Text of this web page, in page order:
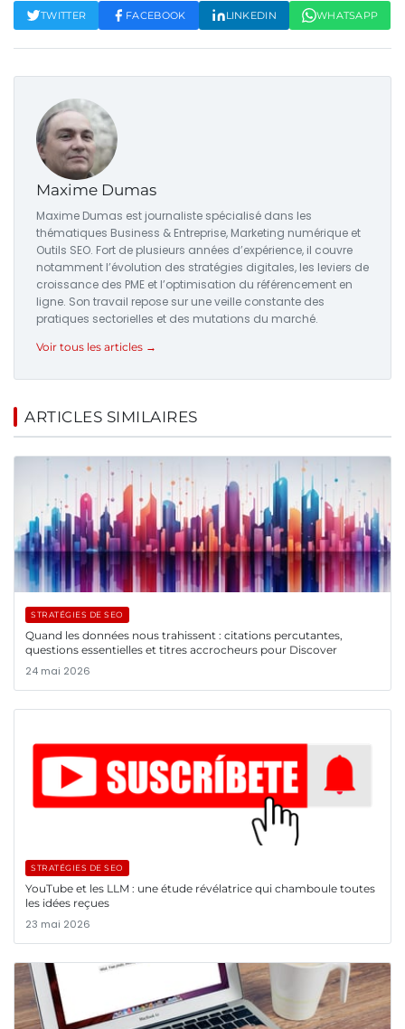
TWITTER FACEBOOK LINKEDIN WHATSAPP
Maxime Dumas
Maxime Dumas est journaliste spécialisé dans les
thématiques Business & Entreprise, Marketing numérique et
Outils SEO. Fort de plusieurs années d’expérience, il couvre
notamment l’évolution des stratégies digitales, les leviers de
croissance des PME et l’optimisation du référencement en
ligne. Son travail repose sur une veille constante des
pratiques sectorielles et des mutations du marché.
Voir tous les articles →
ARTICLES SIMILAIRES
STRATÉGIES DE SEO
Quand les données nous trahissent : citations percutantes,
questions essentielles et titres accrocheurs pour Discover
24 mai 2026
STRATÉGIES DE SEO
YouTube et les LLM : une étude révélatrice qui chamboule toutes
les idées reçues
23 mai 2026